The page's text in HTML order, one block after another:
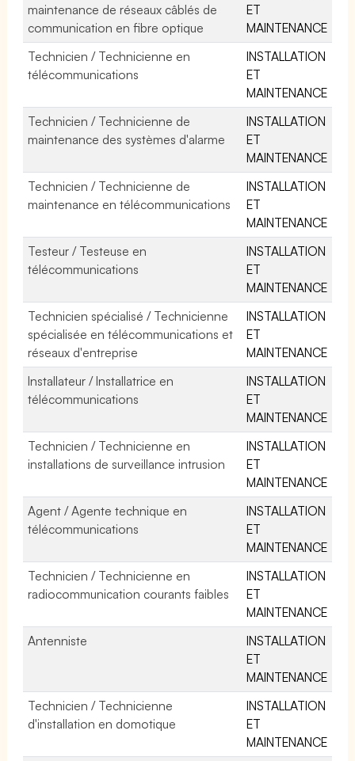
maintenance de réseaux câblés de
communication en fibre optique
ET
MAINTENANCE
Technicien / Technicienne en
télécommunications
INSTALLATION
ET
MAINTENANCE
Technicien / Technicienne de
maintenance des systèmes d'alarme
INSTALLATION
ET
MAINTENANCE
Technicien / Technicienne de
maintenance en télécommunications
INSTALLATION
ET
MAINTENANCE
Testeur / Testeuse en
télécommunications
INSTALLATION
ET
MAINTENANCE
Technicien spécialisé / Technicienne
spécialisée en télécommunications et
réseaux d'entreprise
INSTALLATION
ET
MAINTENANCE
Installateur / Installatrice en
télécommunications
INSTALLATION
ET
MAINTENANCE
Technicien / Technicienne en
installations de surveillance intrusion
INSTALLATION
ET
MAINTENANCE
Agent / Agente technique en
télécommunications
INSTALLATION
ET
MAINTENANCE
Technicien / Technicienne en
radiocommunication courants faibles
INSTALLATION
ET
MAINTENANCE
Antenniste
INSTALLATION
ET
MAINTENANCE
Technicien / Technicienne
d'installation en domotique
INSTALLATION
ET
MAINTENANCE